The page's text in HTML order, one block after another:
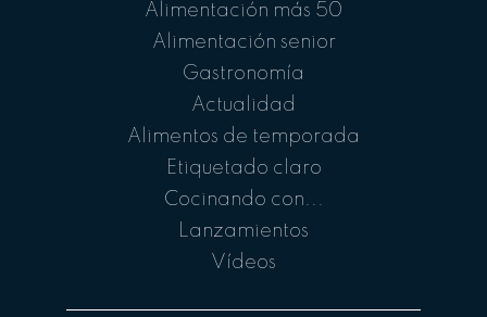
Alimentación más 50
Alimentación senior
Gastronomía
Actualidad
Alimentos de temporada
Etiquetado claro
Cocinando con...
Lanzamientos
Vídeos